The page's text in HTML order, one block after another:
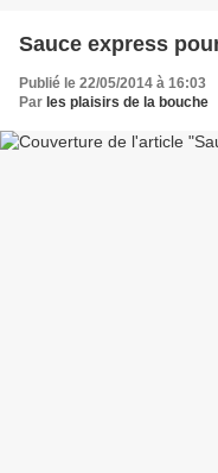
Sauce express
Publié le 22/05/2014 à 16:03
Par les plaisirs de la bouche